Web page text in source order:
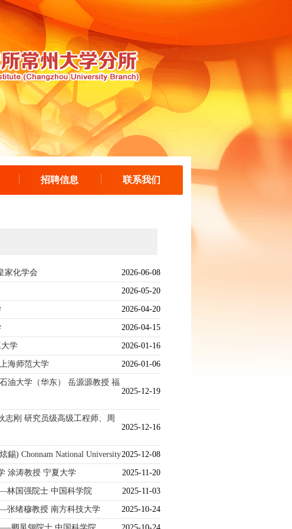
招聘信息 联系我们
家化学会 2026-06-08
2026-05-20
2026-04-20
2026-04-15
学 2026-01-16
海师范大学 2026-01-06
油大学（华东） 岳源源教授 福
2025-12-19
刚 研究员级高级工程师、周
2025-12-16
錫) Chonnam National University2025-12-08
涂涛教授 宁夏大学 2025-11-20
林国强院士 中国科学院 2025-11-03
张绪穆教授 南方科技大学 2025-10-24